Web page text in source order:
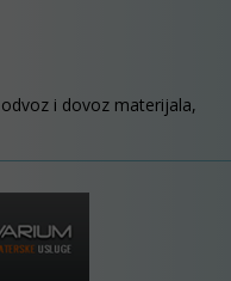
i dovoz materijala,